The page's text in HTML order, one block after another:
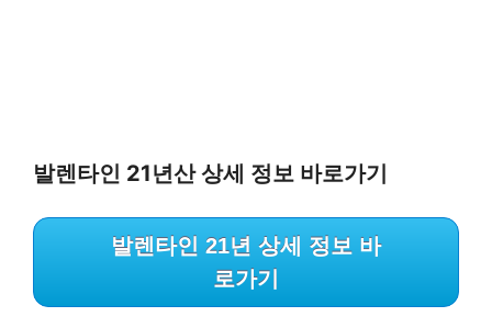
발렌타인 21년산 상세 정보 바로가기
발렌타인 21년 상세 정보 바
로가기